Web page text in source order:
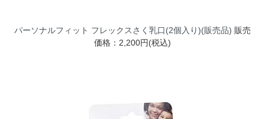
パーソナルフィット フレックスさく乳口(2個入り)(販売品) 販売
価格：2,200円(税込)